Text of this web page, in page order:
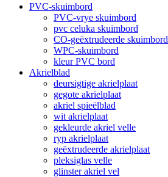
PVC-skuimbord
PVC-vrye skuimbord
pvc celuka skuimbord
CO-geëxtrudeerde skuimbord
WPC-skuimbord
kleur PVC bord
Akrielblad
deursigtige akrielplaat
gegote akrielplaat
akriel spieëlblad
wit akrielplaat
gekleurde akriel velle
ryp akrielplaat
geëxtrudeerde akrielplaat
pleksiglas velle
glinster akriel vel